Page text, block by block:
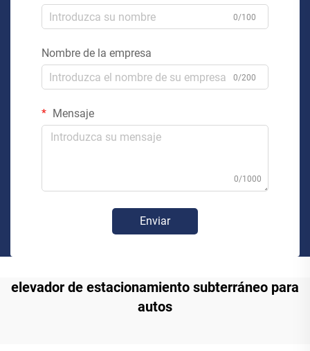
0/100
Nombre de la empresa
0/200
Mensaje
0/1000
Enviar
elevador de estacionamiento subterráneo para
autos